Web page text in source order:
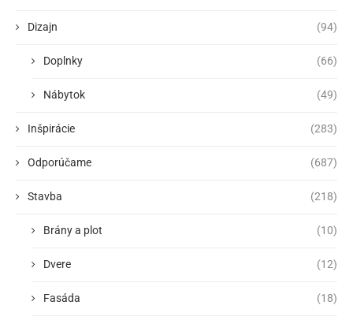
Dizajn (94)
Doplnky (66)
Nábytok (49)
Inšpirácie (283)
Odporúčame (687)
Stavba (218)
Brány a plot (10)
Dvere (12)
Fasáda (18)